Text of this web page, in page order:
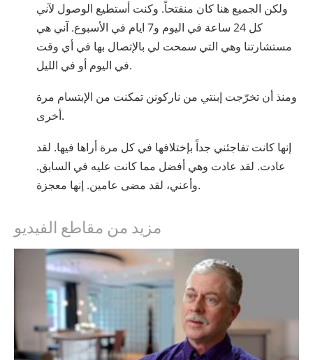
ولكن الجميع هنا كان منفتحاً. وكنت أستطيع الوصول لآني
كل 24 ساعة في اليوم و7 ايام في الأسبوع. آني هي
مستشارتنا وهي التي سمحت لي بالإتصال بها في أي وقت
في اليوم أو في الليل.
ومنذ أن تخرّجت إبنتي من ناركونن تمكنت من الإبتسام مرة
أخرى.
إنها كانت تفاجئني جداً بإختلافها في كل مرة أراها فيها. لقد
عادت. لقد عادت وهي أفضل مما كانت عليه في السابق.
وأعني، لقد مضى عامين. إنها معجزة.
مزيد من مقاطع الفيديو